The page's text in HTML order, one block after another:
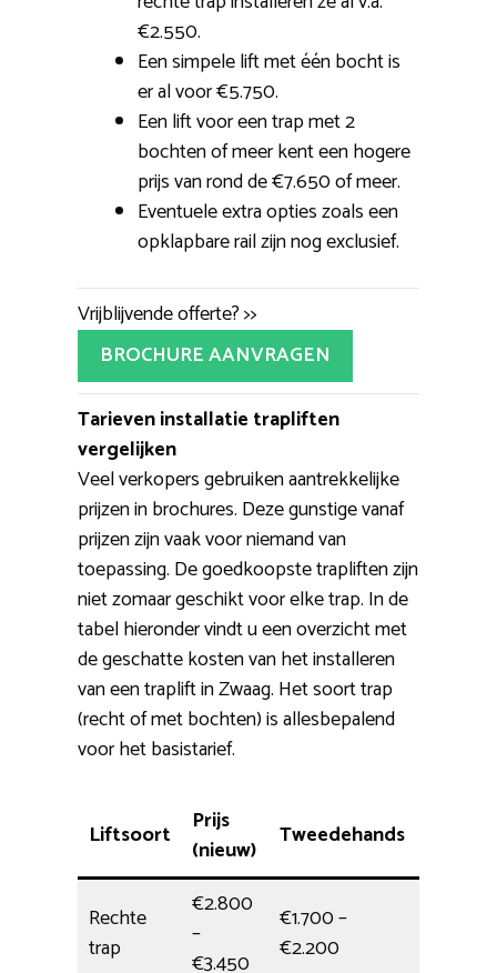
€2.550.
Een simpele lift met één bocht is
er al voor €5.750.
Een lift voor een trap met 2
bochten of meer kent een hogere
prijs van rond de €7.650 of meer.
Eventuele extra opties zoals een
opklapbare rail zijn nog exclusief.
Vrijblijvende offerte? >>
BROCHURE AANVRAGEN
Tarieven installatie trapliften
vergelijken
Veel verkopers gebruiken aantrekkelijke
prijzen in brochures. Deze gunstige vanaf
prijzen zijn vaak voor niemand van
toepassing. De goedkoopste trapliften zijn
niet zomaar geschikt voor elke trap. In de
tabel hieronder vindt u een overzicht met
de geschatte kosten van het installeren
van een traplift in Zwaag. Het soort trap
(recht of met bochten) is allesbepalend
voor het basistarief.
Liftsoort
Prijs
(nieuw)
Tweedehands
Rechte
trap
€2.800
–
€3.450
€1.700 –
€2.200